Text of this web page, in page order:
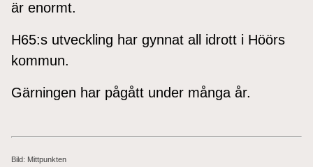
är enormt.
H65:s utveckling har gynnat all idrott i Höörs
kommun.
Gärningen har pågått under många år.
Bild: Mittpunkten